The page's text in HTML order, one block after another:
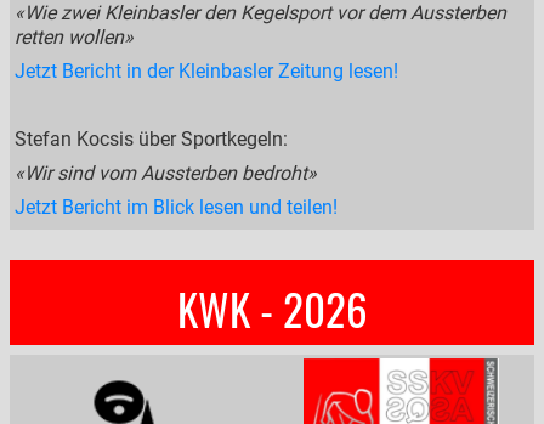
«Wie zwei Kleinbasler den Kegelsport vor dem Aussterben
retten wollen»
Jetzt Bericht in der Kleinbasler Zeitung lesen!
Stefan Kocsis über Sportkegeln:
«Wir sind vom Aussterben bedroht»
Jetzt Bericht im Blick lesen und teilen!
KWK - 2026